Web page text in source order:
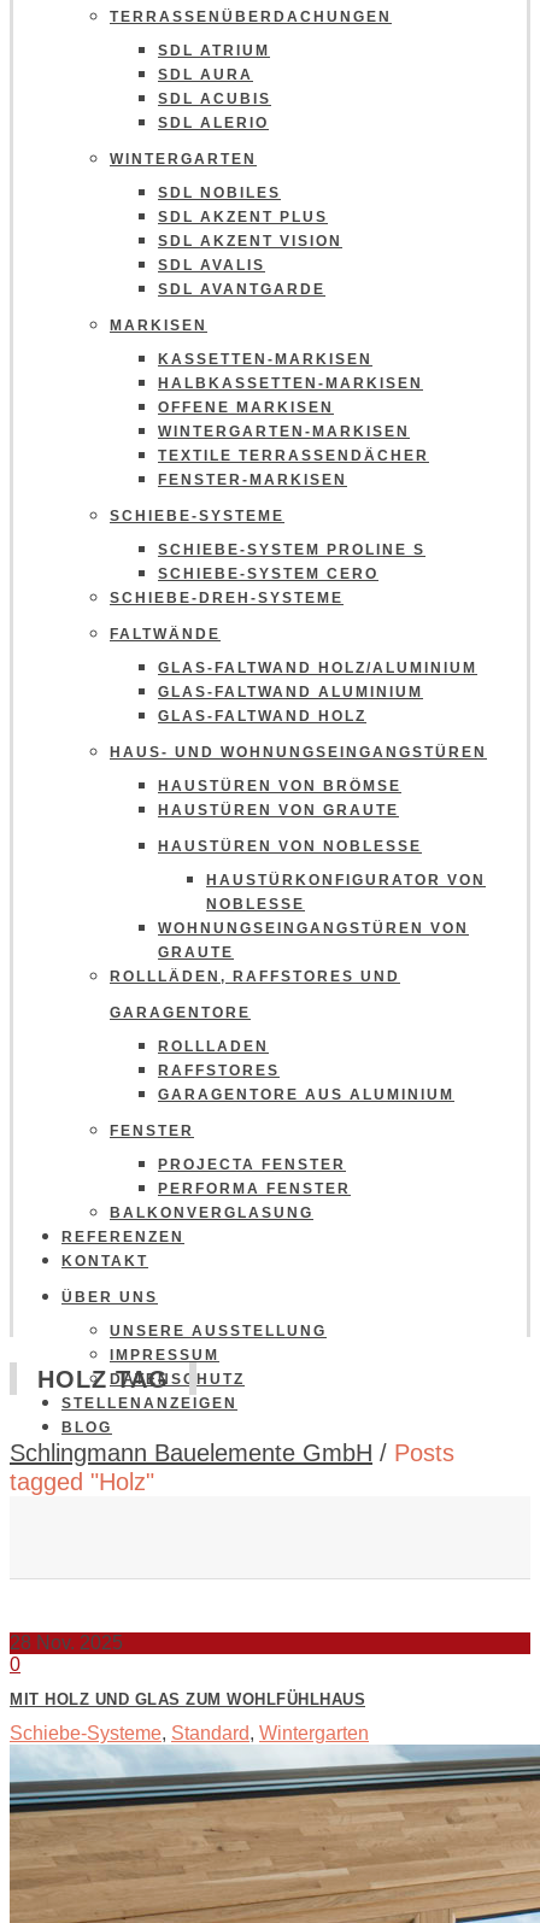
TERRASSENÜBERDACHUNGEN
SDL ATRIUM
SDL AURA
SDL ACUBIS
SDL ALERIO
WINTERGARTEN
SDL NOBILES
SDL AKZENT PLUS
SDL AKZENT VISION
SDL AVALIS
SDL AVANTGARDE
MARKISEN
KASSETTEN-MARKISEN
HALBKASSETTEN-MARKISEN
OFFENE MARKISEN
WINTERGARTEN-MARKISEN
TEXTILE TERRASSENDÄCHER
FENSTER-MARKISEN
SCHIEBE-SYSTEME
SCHIEBE-SYSTEM PROLINE S
SCHIEBE-SYSTEM CERO
SCHIEBE-DREH-SYSTEME
FALTWÄNDE
GLAS-FALTWAND HOLZ/ALUMINIUM
GLAS-FALTWAND ALUMINIUM
GLAS-FALTWAND HOLZ
HAUS- UND WOHNUNGSEINGANGSTÜREN
HAUSTÜREN VON BRÖMSE
HAUSTÜREN VON GRAUTE
HAUSTÜREN VON NOBLESSE
HAUSTÜRKONFIGURATOR VON
NOBLESSE
WOHNUNGSEINGANGSTÜREN VON
GRAUTE
ROLLLÄDEN, RAFFSTORES UND
GARAGENTORE
ROLLLADEN
RAFFSTORES
GARAGENTORE AUS ALUMINIUM
FENSTER
PROJECTA FENSTER
PERFORMA FENSTER
BALKONVERGLASUNG
REFERENZEN
KONTAKT
ÜBER UNS
UNSERE AUSSTELLUNG
IMPRESSUM
DATENSCHUTZ
STELLENANZEIGEN
BLOG
HOLZ TAG
Schlingmann Bauelemente GmbH / Posts
tagged "Holz"
28 Nov. 2025
0
MIT HOLZ UND GLAS ZUM WOHLFÜHLHAUS
Schiebe-Systeme, Standard, Wintergarten